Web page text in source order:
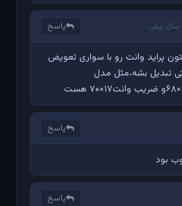
پاسخ
پراید وانت رو با سواری تعویض
تبدیل بشه،مثل مدل
پاسخ
بود
پاسخ